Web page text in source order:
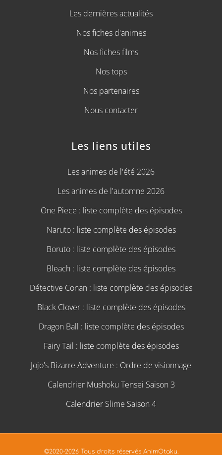
Les dernières actualités
Nos fiches d'animes
Nos fiches films
Nos tops
Nos partenaires
Nous contacter
Les liens utiles
Les animes de l'été 2026
Les animes de l'automne 2026
One Piece : liste complète des épisodes
Naruto : liste complète des épisodes
Boruto : liste complète des épisodes
Bleach : liste complète des épisodes
Détective Conan : liste complète des épisodes
Black Clover : liste complète des épisodes
Dragon Ball : liste complète des épisodes
Fairy Tail : liste complète des épisodes
Jojo's Bizarre Adventure : Ordre de visionnage
Calendrier Mushoku Tensei Saison 3
Calendrier Slime Saison 4
©2020-2026 Tous droits réservés AnimOtaku.